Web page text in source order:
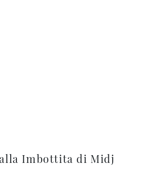
Imbottita di Midj